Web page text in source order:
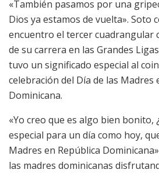
«También pasamos por una
Dios ya estamos de vuelta». Soto
encuentro el tercer cuadrangular
de su carrera en las Grandes
tuvo un significado especial al
celebración del Día de las Madres
Dominicana.
«Yo creo que es algo bien bonito,
especial para un día como hoy,
Madres en República
las madres dominicanas